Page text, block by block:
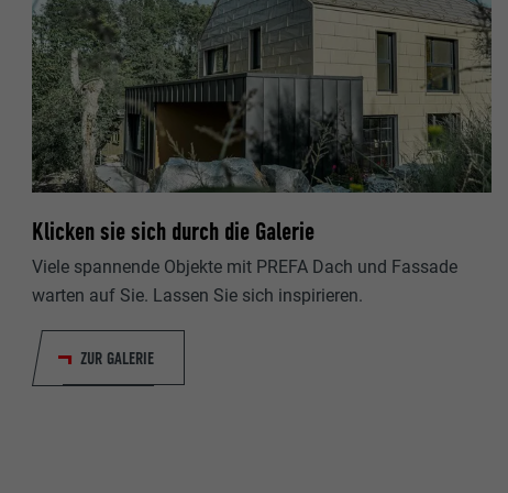
Klicken sie sich durch die Galerie
Viele spannende Objekte mit PREFA Dach und Fassade
warten auf Sie. Lassen Sie sich inspirieren.
ZUR GALERIE
Name
Anbieter
Laufzeit
Name
Anbieter
Laufzeit